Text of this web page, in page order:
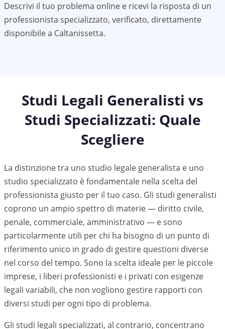
Descrivi il tuo problema online e ricevi la risposta di un
professionista specializzato, verificato, direttamente
disponibile a Caltanissetta.
Studi Legali Generalisti vs
Studi Specializzati: Quale
Scegliere
La distinzione tra uno studio legale generalista e uno
studio specializzato è fondamentale nella scelta del
professionista giusto per il tuo caso. Gli studi generalisti
coprono un ampio spettro di materie — diritto civile,
penale, commerciale, amministrativo — e sono
particolarmente utili per chi ha bisogno di un punto di
riferimento unico in grado di gestire questioni diverse
nel corso del tempo. Sono la scelta ideale per le piccole
imprese, i liberi professionisti e i privati con esigenze
legali variabili, che non vogliono gestire rapporti con
diversi studi per ogni tipo di problema.
Gli studi legali specializzati, al contrario, concentrano